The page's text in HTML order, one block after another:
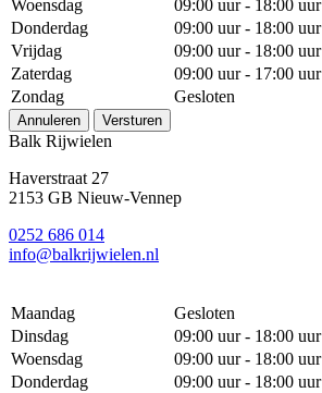
Woensdag
09:00 uur - 18:00 uur
Donderdag
09:00 uur - 18:00 uur
Vrijdag
09:00 uur - 18:00 uur
Zaterdag
09:00 uur - 17:00 uur
Zondag
Gesloten
Annuleren Versturen
Balk Rijwielen
Haverstraat 27
2153 GB Nieuw-Vennep
0252 686 014
info@balkrijwielen.nl
Maandag
Gesloten
Dinsdag
09:00 uur - 18:00 uur
Woensdag
09:00 uur - 18:00 uur
Donderdag
09:00 uur - 18:00 uur